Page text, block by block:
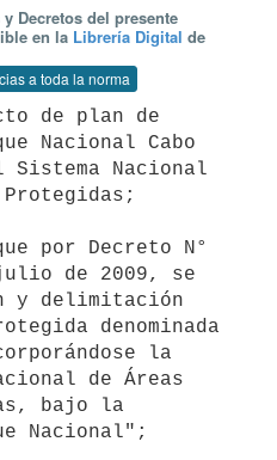
Decretos del presente
en la Librería Digital de
a toda la norma
Nacional Cabo
Nacional
de 2009, se
y delimitación
denominada
la
de Áreas
bajo la
Nacional";